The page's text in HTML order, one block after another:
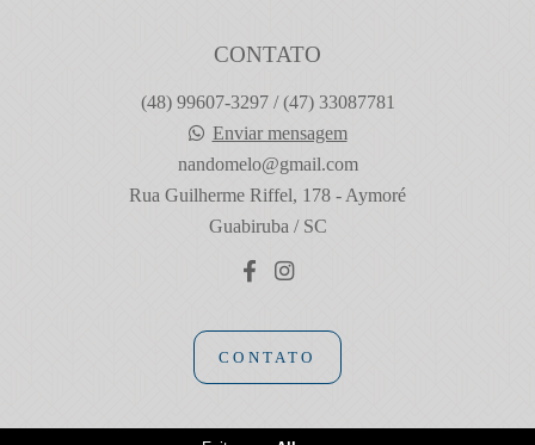
CONTATO
(48) 99607-3297 / (47) 33087781
Enviar mensagem
nandomelo@gmail.com
Rua Guilherme Riffel, 178 - Aymoré
Guabiruba / SC
CONTATO